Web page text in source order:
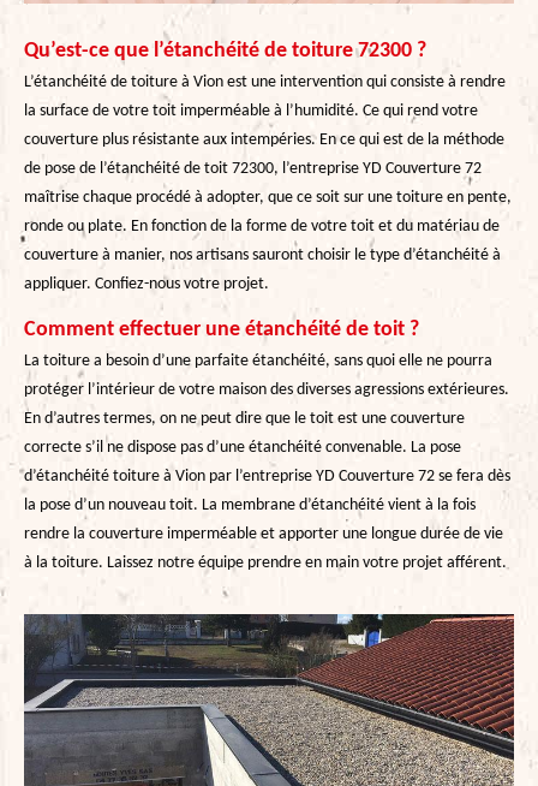
Qu’est-ce que l’étanchéité de toiture 72300 ?
L’étanchéité de toiture à Vion est une intervention qui consiste à rendre
la surface de votre toit imperméable à l’humidité. Ce qui rend votre
couverture plus résistante aux intempéries. En ce qui est de la méthode
de pose de l’étanchéité de toit 72300, l’entreprise YD Couverture 72
maîtrise chaque procédé à adopter, que ce soit sur une toiture en pente,
ronde ou plate. En fonction de la forme de votre toit et du matériau de
couverture à manier, nos artisans sauront choisir le type d’étanchéité à
appliquer. Confiez-nous votre projet.
Comment effectuer une étanchéité de toit ?
La toiture a besoin d’une parfaite étanchéité, sans quoi elle ne pourra
protéger l’intérieur de votre maison des diverses agressions extérieures.
En d’autres termes, on ne peut dire que le toit est une couverture
correcte s’il ne dispose pas d’une étanchéité convenable. La pose
d’étanchéité toiture à Vion par l’entreprise YD Couverture 72 se fera dès
la pose d’un nouveau toit. La membrane d’étanchéité vient à la fois
rendre la couverture imperméable et apporter une longue durée de vie
à la toiture. Laissez notre équipe prendre en main votre projet afférent.